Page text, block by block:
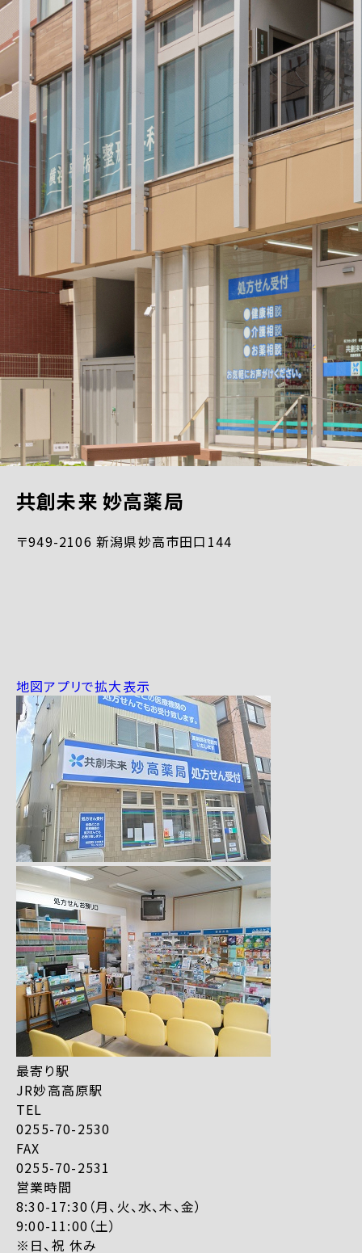
共創未来 妙高薬局
〒949-2106 新潟県妙高市田口144
地図アプリで拡大表示
最寄り駅
JR妙高高原駅
TEL
0255-70-2530
FAX
0255-70-2531
営業時間
8:30-17:30（月、火、水、木、金）
9:00-11:00（土）
※日、祝 休み